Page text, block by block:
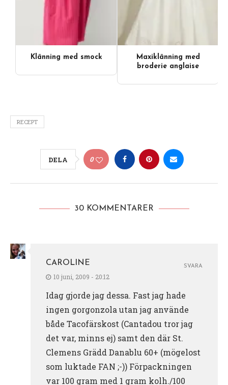
Klänning med smock
Maxiklänning med
broderie anglaise
RECEPT
DELA 0
30 KOMMENTARER
CAROLINE
10 juni, 2009 - 20:12
Idag gjorde jag dessa. Fast jag hade
ingen gorgonzola utan jag använde
både Tacofärskost (Cantadou tror jag
det var, minns ej) samt den där St.
Clemens Grädd Danablu 60+ (mögelost
som luktade FAN ;-)) Förpackningen
var 100 gram med 1 gram kolh./100
SVARA